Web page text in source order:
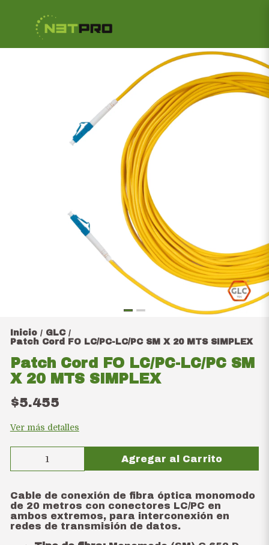
Inicio / GLC /
Patch Cord FO LC/PC-LC/PC SM X 20 MTS SIMPLEX
Patch Cord FO LC/PC-LC/PC SM
X 20 MTS SIMPLEX
$5.455
Ver más detalles
Agregar al Carrito
Cable de conexión de fibra óptica monomodo
de 20 metros con conectores LC/PC en
ambos extremos, para interconexión en
redes de transmisión de datos.